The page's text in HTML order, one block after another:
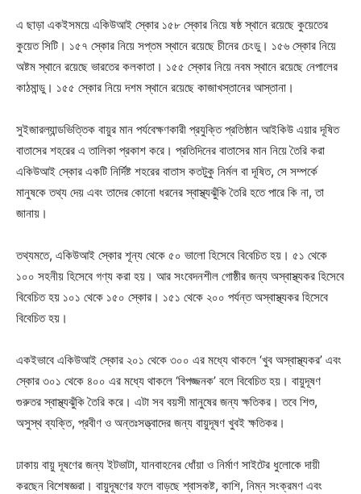
এ ছাড়া একইসময়ে একিউআই স্কোর ১৫৮ স্কোর নিয়ে ষষ্ঠ স্থানে রয়েছে কুয়েতের
কুয়েত সিটি। ১৫৭ স্কোর নিয়ে সপ্তম স্থানে রয়েছে চীনের চেংডু। ১৫৬ স্কোর নিয়ে
অষ্টম স্থানে রয়েছে ভারতের কলকাতা। ১৫৫ স্কোর নিয়ে নবম স্থানে রয়েছে নেপালের
কাঠমান্ডু। ১৫৫ স্কোর নিয়ে দশম স্থানে রয়েছে কাজাখস্তানের আস্তানা।
সুইজারল্যান্ডভিত্তিক বায়ুর মান পর্যবেক্ষণকারী প্রযুক্তি প্রতিষ্ঠান আইকিউ এয়ার দূষিত
বাতাসের শহরের এ তালিকা প্রকাশ করে। প্রতিদিনের বাতাসের মান নিয়ে তৈরি করা
একিউআই স্কোর একটি নির্দিষ্ট শহরের বাতাস কতটুকু নির্মল বা দূষিত, সে সম্পর্কে
মানুষকে তথ্য দেয় এবং তাদের কোনো ধরনের স্বাস্থ্যঝুঁকি তৈরি হতে পারে কি না, তা
জানায়।
তথ্যমতে, একিউআই স্কোর শূন্য থেকে ৫০ ভালো হিসেবে বিবেচিত হয়। ৫১ থেকে
১০০ সহনীয় হিসেবে গণ্য করা হয়। আর সংবেদনশীল গোষ্ঠীর জন্য অস্বাস্থ্যকর হিসেবে
বিবেচিত হয় ১০১ থেকে ১৫০ স্কোর। ১৫১ থেকে ২০০ পর্যন্ত অস্বাস্থ্যকর হিসেবে
বিবেচিত হয়।
একইভাবে একিউআই স্কোর ২০১ থেকে ৩০০ এর মধ্যে থাকলে ‘খুব অস্বাস্থ্যকর’ এবং
স্কোর ৩০১ থেকে ৪০০ এর মধ্যে থাকলে ‘বিপজ্জনক’ বলে বিবেচিত হয়। বায়ুদূষণ
গুরুতর স্বাস্থ্যঝুঁকি তৈরি করে। এটা সব বয়সী মানুষের জন্য ক্ষতিকর। তবে শিশু,
অসুস্থ ব্যক্তি, প্রবীণ ও অন্তঃসত্ত্বাদের জন্য বায়ুদূষণ খুবই ক্ষতিকর।
ঢাকায় বায়ু দূষণের জন্য ইটভাটা, যানবাহনের ধোঁয়া ও নির্মাণ সাইটের ধুলোকে দায়ী
করছেন বিশেষজ্ঞরা। বায়ুদূষণের ফলে বাড়ছে শ্বাসকষ্ট, কাশি, নিম্ন সংক্রমণ এবং